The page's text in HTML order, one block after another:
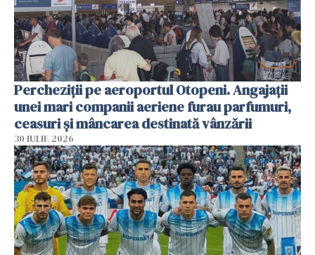
Percheziții pe aeroportul Otopeni. Angajații
unei mari companii aeriene furau parfumuri,
ceasuri și mâncarea destinată vânzării
30 IULIE 2026